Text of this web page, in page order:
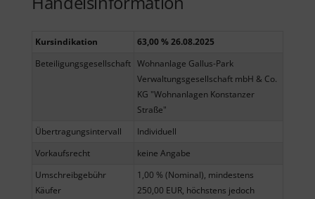
Kursindikation
63,00 % 26.08.2025
Beteiligungsgesellschaft Wohnanlage Gallus-Park
Verwaltungsgesellschaft mbH & Co.
KG "Wohnanlagen Konstanzer
Straße"
Übertragungsintervall
Individuell
Vorkaufsrecht
keine Angabe
Umschreibgebühr
Käufer
1,00 % (Nominal), mindestens
250,00 EUR, höchstens jedoch